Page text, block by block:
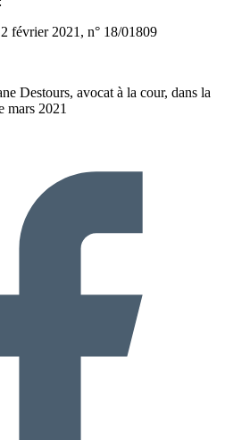
février 2021, n° 18/01809
Destours, avocat à la cour, dans la
mars 2021